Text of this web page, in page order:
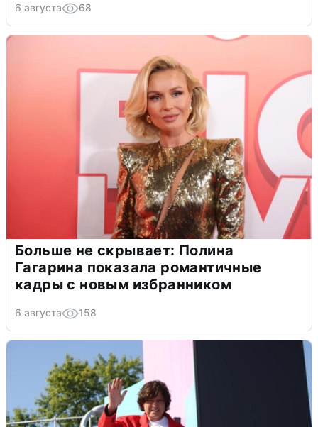
6 августа 68
Больше не скрывает: Полина
Гагарина показала романтичные
кадры с новым избранником
6 августа 158